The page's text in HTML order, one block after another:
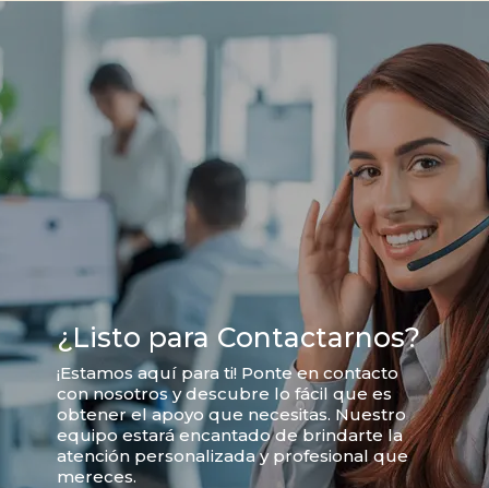
¿Listo para Contactarnos?
¡Estamos aquí para ti! Ponte en contacto
con nosotros y descubre lo fácil que es
obtener el apoyo que necesitas. Nuestro
equipo estará encantado de brindarte la
atención personalizada y profesional que
mereces.